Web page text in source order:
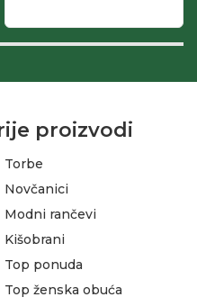
proizvodi
Torbe
Novčanici
Modni rančevi
Kišobrani
Top ponuda
Top ženska obuća